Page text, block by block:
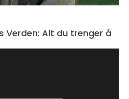
Verden: Alt du trenger å